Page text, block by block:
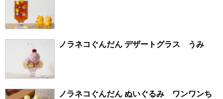
ノラネコぐんだん デザートグラス うみ
ノラネコぐんだん ぬいぐるみ ワンワンち